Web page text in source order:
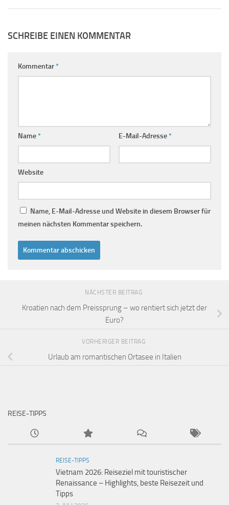
SCHREIBE EINEN KOMMENTAR
Kommentar*
Name* E-Mail-Adresse*
Website
Name, E-Mail-Adresse und Website in diesem Browser für
meinen nächsten Kommentar speichern.
NÄCHSTER BEITRAG
Kroatien nach dem Preissprung – wo rentiert sich jetzt der
Euro?
VORHERIGER BEITRAG
Urlaub am romantischen Ortasee in Italien
REISE-TIPPS
REISE-TIPPS
Vietnam 2026: Reiseziel mit touristischer
Renaissance – Highlights, beste Reisezeit und
Tipps